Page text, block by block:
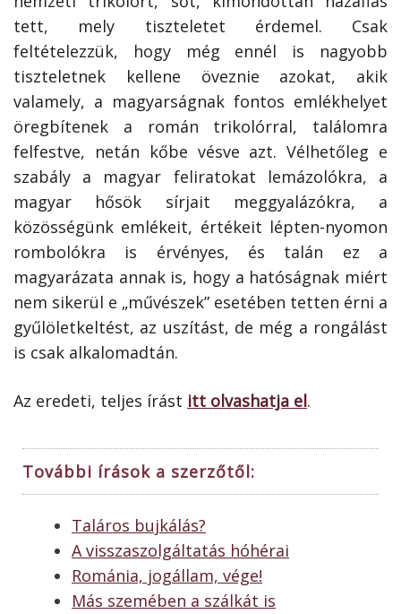
tett, mely tiszteletet érdemel. Csak
feltételezzük, hogy még ennél is nagyobb
tiszteletnek kellene öveznie azokat, akik
valamely, a magyarságnak fontos emlékhelyet
öregbítenek a román trikolórral, találomra
felfestve, netán kőbe vésve azt. Vélhetőleg e
szabály a magyar feliratokat lemázolókra, a
magyar hősök sírjait meggyalázókra, a
közösségünk emlékeit, értékeit lépten-nyomon
rombolókra is érvényes, és talán ez a
magyarázata annak is, hogy a hatóságnak miért
nem sikerül e „művészek” esetében tetten érni a
gyűlöletkeltést, az uszítást, de még a rongálást
is csak alkalomadtán.
Az eredeti, teljes írást itt olvashatja el.
További írások a szerzőtől:
Taláros bujkálás?
A visszaszolgáltatás hóhérai
Románia, jogállam, vége!
Más szemében a szálkát is